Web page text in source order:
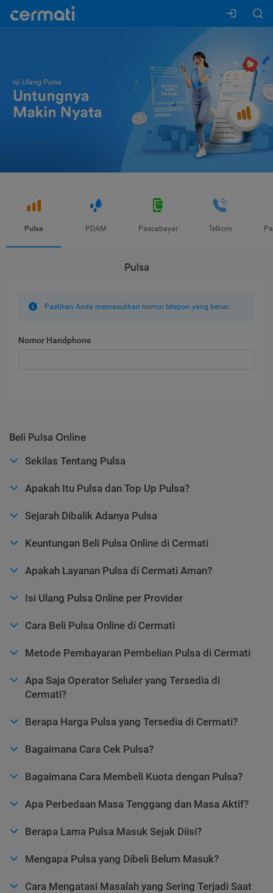
Pulsa PDAM Pascabayar Telkom
Pulsa
Pastikan Anda memasukkan nomor telepon yang benar.
Nomor Handphone
Beli Pulsa Online
Sekilas Tentang Pulsa
Apakah Itu Pulsa dan Top Up Pulsa?
Sejarah Dibalik Adanya Pulsa
Keuntungan Beli Pulsa Online di Cermati
Apakah Layanan Pulsa di Cermati Aman?
Isi Ulang Pulsa Online per Provider
Cara Beli Pulsa Online di Cermati
Metode Pembayaran Pembelian Pulsa di Cermati
Apa Saja Operator Seluler yang Tersedia di
Cermati?
Berapa Harga Pulsa yang Tersedia di Cermati?
Bagaimana Cara Cek Pulsa?
Bagaimana Cara Membeli Kuota dengan Pulsa?
Apa Perbedaan Masa Tenggang dan Masa Aktif?
Berapa Lama Pulsa Masuk Sejak Diisi?
Mengapa Pulsa yang Dibeli Belum Masuk?
Cara Mengatasi Masalah yang Sering Terjadi Saat